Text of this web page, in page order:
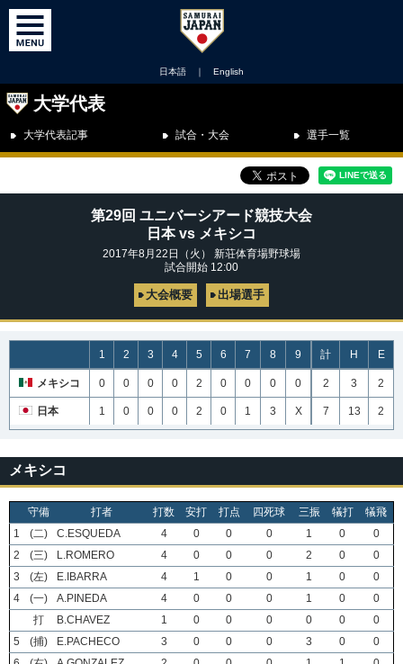
日本語 ｜ English
大学代表
大学代表記事 試合・大会 選手一覧
第29回 ユニバーシアード競技大会
日本 vs メキシコ
2017年8月22日（火） 新荘体育場野球場
試合開始 12:00
大会概要 出場選手
1 2 3 4 5 6 7 8 9 計 H E
メキシコ 0 0 0 0 2 0 0 0 0 2 3 2
日本 1 0 0 0 2 0 1 3 X 7 13 2
メキシコ
守備 打者 打数 安打 打点 四死球 三振 犠打
犠飛
1
(二) C.ESQUEDA 4 0 0 0 1 0
0
2
(三) L.ROMERO 4 0 0 0 2 0
0
3
(左) E.IBARRA 4 1 0 0 1 0
0
4
(一) A.PINEDA 4 0 0 0 1 0
0
打
B.CHAVEZ 1 0 0 0 0 0
0
5
(捕) E.PACHECO 3 0 0 0 3 0
0